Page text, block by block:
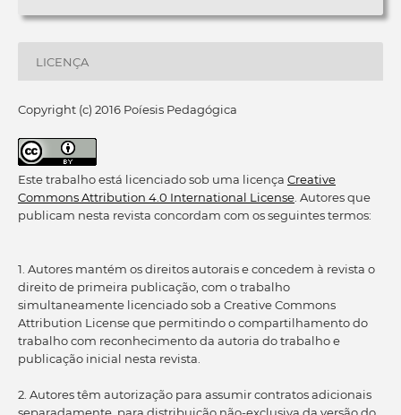
LICENÇA
Copyright (c) 2016 Poíesis Pedagógica
Este trabalho está licenciado sob uma licença Creative
Commons Attribution 4.0 International License. Autores que
publicam nesta revista concordam com os seguintes termos:
1. Autores mantém os direitos autorais e concedem à revista o
direito de primeira publicação, com o trabalho
simultaneamente licenciado sob a Creative Commons
Attribution License que permitindo o compartilhamento do
trabalho com reconhecimento da autoria do trabalho e
publicação inicial nesta revista.
2. Autores têm autorização para assumir contratos adicionais